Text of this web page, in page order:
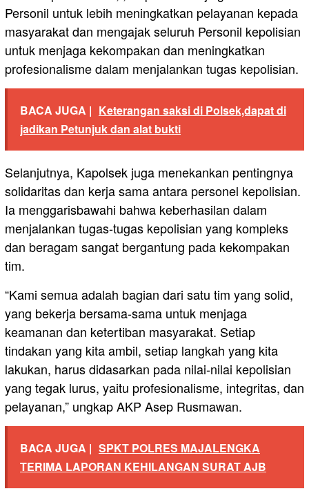
Personil untuk lebih meningkatkan pelayanan kepada
masyarakat dan mengajak seluruh Personil kepolisian
untuk menjaga kekompakan dan meningkatkan
profesionalisme dalam menjalankan tugas kepolisian.
BACA JUGA | Keterangan saksi di Polsek,dapat di
jadikan Petunjuk dan alat bukti
Selanjutnya, Kapolsek juga menekankan pentingnya
solidaritas dan kerja sama antara personel kepolisian.
Ia menggarisbawahi bahwa keberhasilan dalam
menjalankan tugas-tugas kepolisian yang kompleks
dan beragam sangat bergantung pada kekompakan
tim.
“Kami semua adalah bagian dari satu tim yang solid,
yang bekerja bersama-sama untuk menjaga
keamanan dan ketertiban masyarakat. Setiap
tindakan yang kita ambil, setiap langkah yang kita
lakukan, harus didasarkan pada nilai-nilai kepolisian
yang tegak lurus, yaitu profesionalisme, integritas, dan
pelayanan,” ungkap AKP Asep Rusmawan.
BACA JUGA | SPKT POLRES MAJALENGKA
TERIMA LAPORAN KEHILANGAN SURAT AJB